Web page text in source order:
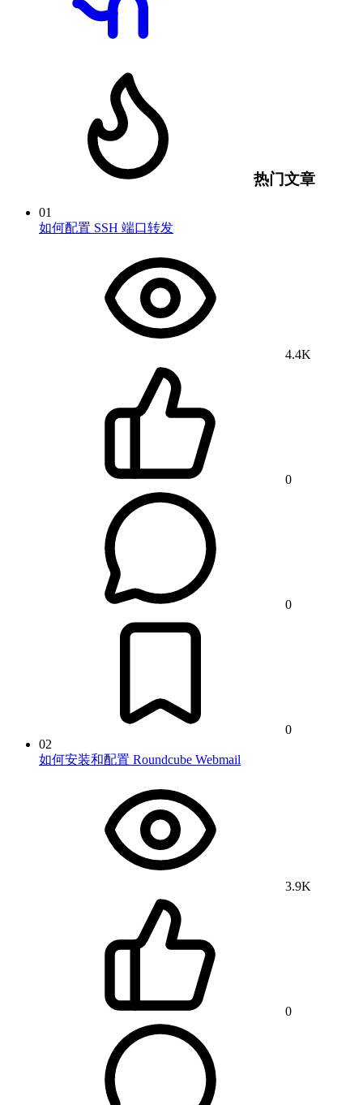
热门文章
01
如何配置 SSH 端口转发
4.4K
0
0
0
02
如何安装和配置 Roundcube Webmail
3.9K
0